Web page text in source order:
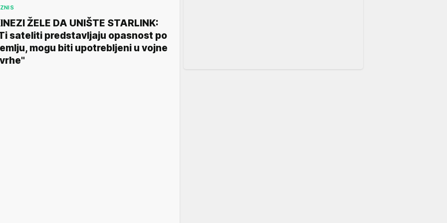
ŽELE DA UNIŠTE STARLINK:
sateliti predstavljaju opasnost po
mogu biti upotrebljeni u vojne